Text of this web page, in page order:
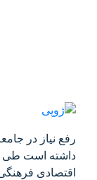
رفع نیاز در
داشته است طی
اقتصادی